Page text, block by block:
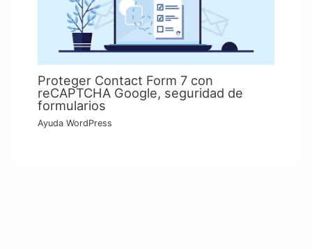
Proteger Contact Form 7 con
reCAPTCHA Google, seguridad de
formularios
Ayuda WordPress